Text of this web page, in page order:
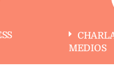
MEDIOS